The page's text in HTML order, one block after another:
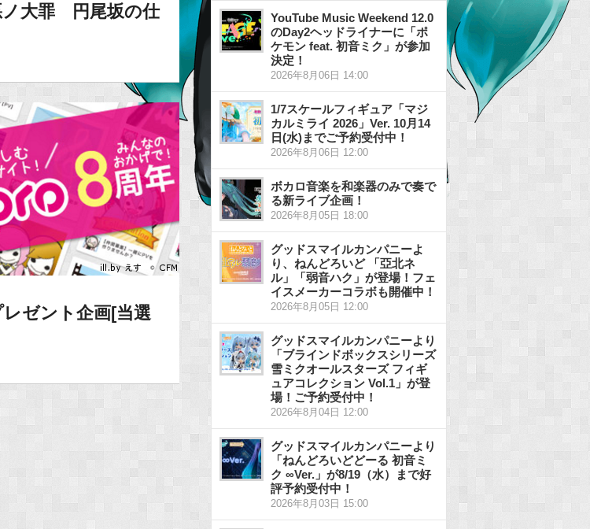
ノ大罪 円尾坂の仕
ゼント企画[当選
YouTube Music Weekend 12.0
のDay2ヘッドライナーに「ポ
ケモン feat. 初音ミク」が参加
決定！
2026年8月06日 14:00
1/7スケールフィギュア「マジ
カルミライ 2026」Ver. 10月14
日(水)までご予約受付中！
2026年8月06日 12:00
ボカロ音楽を和楽器のみで奏で
る新ライブ企画！
2026年8月05日 18:00
グッドスマイルカンパニーよ
り、ねんどろいど 「亞北ネ
ル」「弱音ハク」が登場！フェ
イスメーカーコラボも開催中！
2026年8月05日 12:00
グッドスマイルカンパニーより
「ブラインドボックスシリーズ
雪ミクオールスターズ フィギ
ュアコレクション Vol.1」が登
場！ご予約受付中！
2026年8月04日 12:00
グッドスマイルカンパニーより
「ねんどろいどどーる 初音ミ
ク ∞Ver.」が8/19（水）まで好
評予約受付中！
2026年8月03日 15:00